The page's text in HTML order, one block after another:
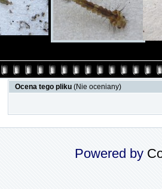
Ocena tego pliku (Nie oceniany)
Powered by